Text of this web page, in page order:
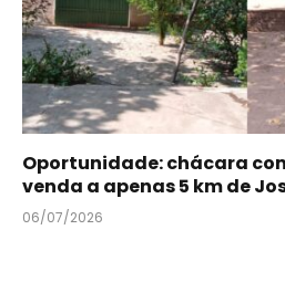
Oportunidade: chácara
venda a apenas 5 km de
06/07/2026